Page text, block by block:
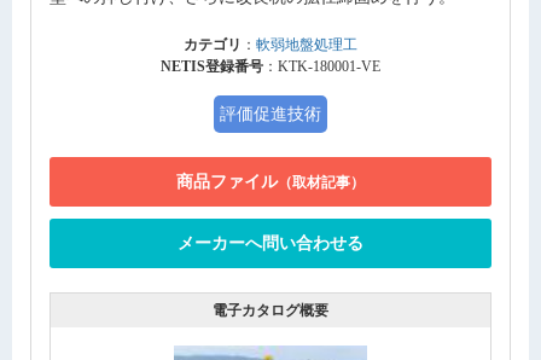
カテゴリ ： 軟弱地盤処理工
NETIS登録番号 ：KTK-180001-VE
評価促進技術
商品ファイル（取材記事）
メーカーへ問い合わせる
電子カタログ概要